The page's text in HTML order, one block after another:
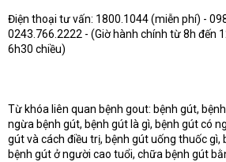
Điện thoại tư vấn: 1800.1044 (miễn phí) -
0243.766.2222 - (Giờ hành chính từ 8h đến
6h30 chiều)
Từ khóa liên quan bệnh gout: bệnh gút,
ngừa bệnh gút, bệnh gút là gì, bệnh gút có
gút và cách điều trị, bệnh gút uống thuốc gì,
bệnh gút ở người cao tuổi, chữa bệnh gút